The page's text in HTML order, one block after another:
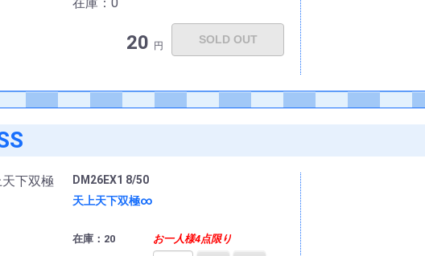
20 円 SOLD OUT
DM26EX1 8/50
天上天下双極∞
在庫：20 お一人様4点限り